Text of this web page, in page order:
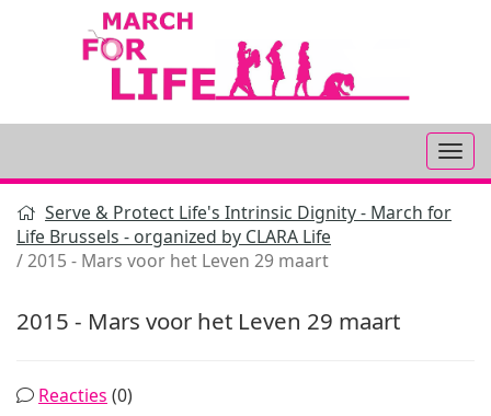
Serve & Protect Life's Intrinsic Dignity - March for
Life Brussels - organized by CLARA Life
2015 - Mars voor het Leven 29 maart
2015 - Mars voor het Leven 29 maart
Reacties (0)